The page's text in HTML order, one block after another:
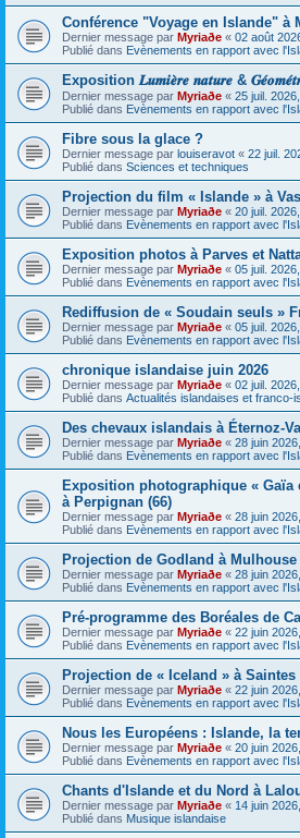
Conférence "Voyage en Islande" à
Dernier message par Myriaðe « 02 août
Publié dans Evènements en rapport avec
Exposition 𝑳𝒖𝒎𝒊𝒆̀𝒓𝒆 𝒏𝒂𝒕𝒖𝒓𝒆 &
Dernier message par Myriaðe « 25 juil.
Publié dans Evènements en rapport avec
Fibre sous la glace ?
Dernier message par louiseravot « 22 juil.
Publié dans Sciences et techniques
Projection du film « Islande » à
Dernier message par Myriaðe « 20 juil.
Publié dans Evènements en rapport avec
Exposition photos à Parves et
Dernier message par Myriaðe « 05 juil.
Publié dans Evènements en rapport avec
Rediffusion de « Soudain seuls »
Dernier message par Myriaðe « 05 juil.
Publié dans Evènements en rapport avec
chronique islandaise juin 2026
Dernier message par Myriaðe « 02 juil.
Publié dans Actualités islandaises et franco-
Des chevaux islandais à Éternoz-
Dernier message par Myriaðe « 28 juin
Publié dans Evènements en rapport avec
Exposition photographique « Gaïa
à Perpignan (66)
Dernier message par Myriaðe « 28 juin
Publié dans Evènements en rapport avec
Projection de Godland à Mulhouse
Dernier message par Myriaðe « 28 juin
Publié dans Evènements en rapport avec
Pré-programme des Boréales de
Dernier message par Myriaðe « 22 juin
Publié dans Evènements en rapport avec
Projection de « Iceland » à Saintes
Dernier message par Myriaðe « 22 juin
Publié dans Evènements en rapport avec
Nous les Européens : Islande, la
Dernier message par Myriaðe « 20 juin
Publié dans Evènements en rapport avec
Chants d'Islande et du Nord à
Dernier message par Myriaðe « 14 juin
Publié dans Musique islandaise